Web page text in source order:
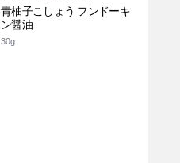
青柚子こしょう フンドーキ
ン醤油
30g